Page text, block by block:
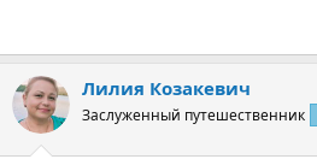
Лилия Козакевич
Заслуженный путешественник